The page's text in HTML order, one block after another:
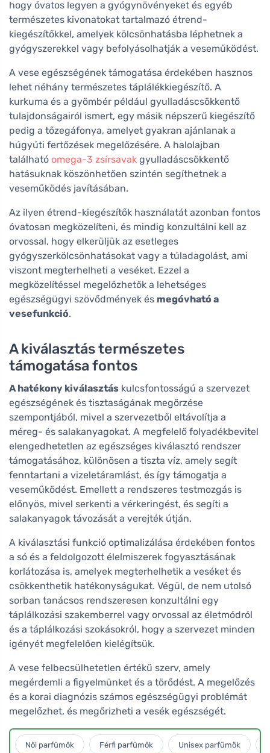
hogy óvatos legyen a gyógynövényeket és egyéb
természetes kivonatokat tartalmazó étrend-
kiegészítőkkel, amelyek kölcsönhatásba léphetnek a
gyógyszerekkel vagy befolyásolhatják a veseműködést.
A vese egészségének támogatása érdekében hasznos
lehet néhány természetes táplálékkiegészítő. A
kurkuma és a gyömbér például gyulladáscsökkentő
tulajdonságairól ismert, egy másik népszerű kiegészítő
pedig a tőzegáfonya, amelyet gyakran ajánlanak a
húgyúti fertőzések megelőzésére. A halolajban
található omega-3 zsírsavak gyulladáscsökkentő
hatásuknak köszönhetően szintén segíthetnek a
veseműködés javításában.
Az ilyen étrend-kiegészítők használatát azonban fontos
óvatosan megközelíteni, és mindig konzultálni kell az
orvossal, hogy elkerüljük az esetleges
gyógyszerkölcsönhatásokat vagy a túladagolást, ami
viszont megterhelheti a veséket. Ezzel a
megközelítéssel megelőzhetők a lehetséges
egészségügyi szövődmények és megóvható a
vesefunkció.
A kiválasztás természetes
támogatása fontos
A hatékony kiválasztás kulcsfontosságú a szervezet
egészségének és tisztaságának megőrzése
szempontjából, mivel a szervezetből eltávolítja a
méreg- és salakanyagokat. A megfelelő folyadékbevitel
elengedhetetlen az egészséges kiválasztó rendszer
támogatásához, különösen a tiszta víz, amely segít
fenntartani a vizeletáramlást, és így támogatja a
veseműködést. Emellett a rendszeres testmozgás is
előnyös, mivel serkenti a vérkeringést, és segíti a
salakanyagok távozását a verejték útján.
A kiválasztási funkció optimalizálása érdekében fontos
a só és a feldolgozott élelmiszerek fogyasztásának
korlátozása is, amelyek megterhelhetik a veséket és
csökkenthetik hatékonyságukat. Végül, de nem utolsó
sorban tanácsos rendszeresen konzultálni egy
táplálkozási szakemberrel vagy orvossal az életmódról
és a táplálkozási szokásokról, hogy a szervezet minden
igényét megfelelően kielégítsük.
A vese felbecsülhetetlen értékű szerv, amely
megérdemli a figyelmünket és a törődést. A megelőzés
és a korai diagnózis számos egészségügyi problémát
megelőzhet, és megőrizheti a vesék egészségét.
Női parfümök Férfi parfümök Unisex parfümök